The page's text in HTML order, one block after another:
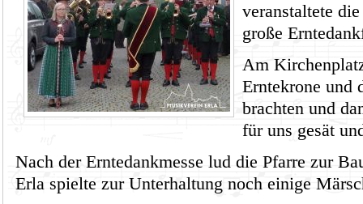
veranstaltete
große
Am
Erntekrone und
brachten und
für uns gesät
Nach der Erntedankmesse lud die Pfarre zur
Erla spielte zur Unterhaltung noch einige